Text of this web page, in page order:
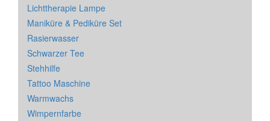
Lichttherapie Lampe
Maniküre & Pediküre Set
Rasierwasser
Schwarzer Tee
Stehhilfe
Tattoo Maschine
Warmwachs
Wimpernfarbe